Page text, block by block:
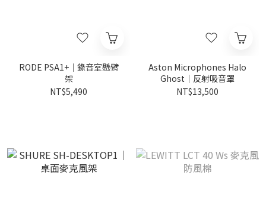
RODE PSA1+｜錄音室懸臂
架
NT$5,490
Aston Microphones Halo
Ghost｜反射吸音罩
NT$13,500